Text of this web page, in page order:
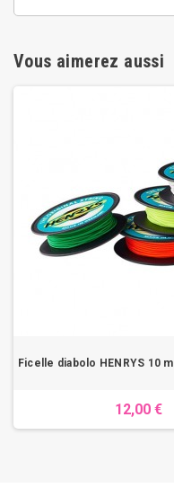
Vous aimerez aussi
Ficelle diabolo HENRYS 10 m
12,00 €